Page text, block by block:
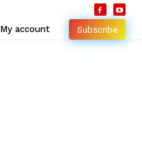
My account Subscribe